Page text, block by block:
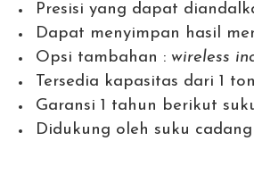
Presisi yang dapat
Dapat menyimpan hasil
Opsi tambahan : wireless
Tersedia kapasitas dari 1
Garansi 1 tahun berikut
Didukung oleh suku